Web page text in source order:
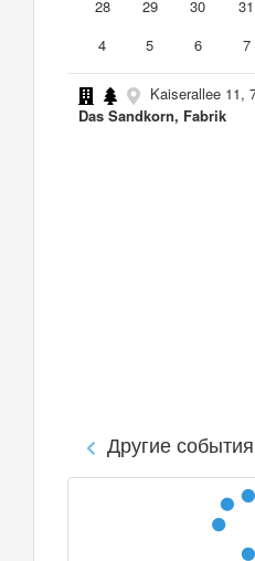
28
29 30 31
4
5 6 7
Kaiserallee 11,
Das Sandkorn, Fabrik
Другие